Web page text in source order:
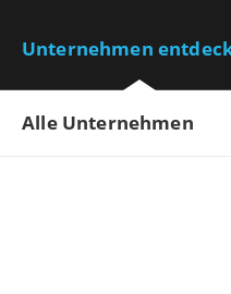
Unternehmen
Alle Unternehmen